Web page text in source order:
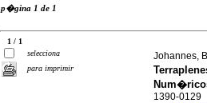
p�gina 1 de 1
1 / 1
selecciona
para imprimir
Johannes,
1390-0129